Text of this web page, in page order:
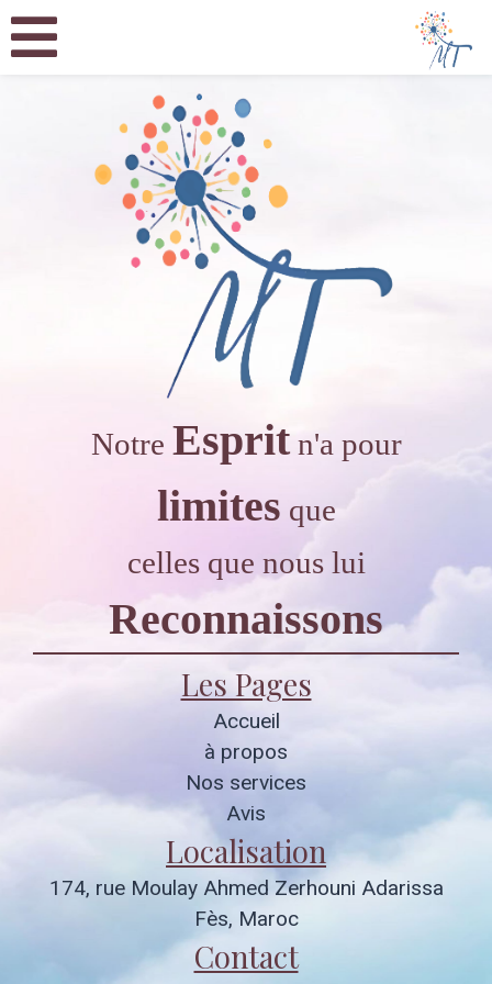
Notre Espritn'a pour
limites que
celles que nous lui
Reconnaissons
Les Pages
Accueil
à propos
Nos services
Avis
Localisation
174, rue Moulay Ahmed Zerhouni Adarissa
Fès, Maroc
Contact